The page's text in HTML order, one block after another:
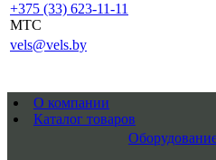
+375 (33) 623-11-11
MTC
vels@vels.by
О компании
Каталог товаров